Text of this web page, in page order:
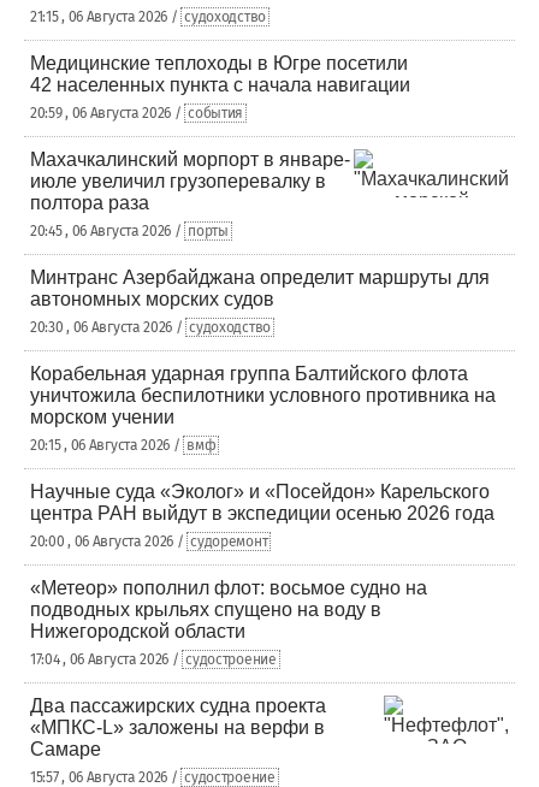
21:15 , 06 Августа 2026 / судоходство
Медицинские теплоходы в Югре посетили
42 населенных пункта с начала навигации
20:59 , 06 Августа 2026 / события
Махачкалинский морпорт в январе-
июле увеличил грузоперевалку в
полтора раза
20:45 , 06 Августа 2026 / порты
Минтранс Азербайджана определит маршруты для
автономных морских судов
20:30 , 06 Августа 2026 / судоходство
Корабельная ударная группа Балтийского флота
уничтожила беспилотники условного противника на
морском учении
20:15 , 06 Августа 2026 / вмф
Научные суда «Эколог» и «Посейдон» Карельского
центра РАН выйдут в экспедиции осенью 2026 года
20:00 , 06 Августа 2026 / судоремонт
«Метеор» пополнил флот: восьмое судно на
подводных крыльях спущено на воду в
Нижегородской области
17:04 , 06 Августа 2026 / судостроение
Два пассажирских судна проекта
«МПКС-L» заложены на верфи в
Самаре
15:57 , 06 Августа 2026 / судостроение